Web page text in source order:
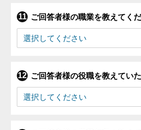
ご回答者様の職業を教えてくだ
ご回答者様の役職を教えてい